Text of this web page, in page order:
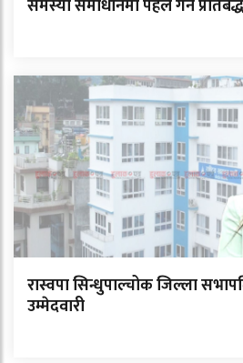
समस्या समाधानमा पहल गर्ने
रास्वपा सिन्धुपाल्चोक जिल्ला
उम्मेदवारी